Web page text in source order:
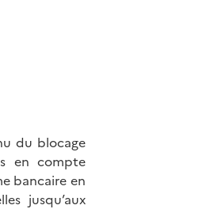
du blocage
en compte
bancaire en
jusqu’aux